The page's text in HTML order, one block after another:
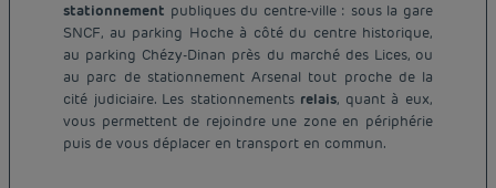
stationnement publiques du centre-ville : sous la gare
SNCF, au parking Hoche à côté du centre historique,
au parking Chézy-Dinan près du marché des Lices, ou
au parc de stationnement Arsenal tout proche de la
cité judiciaire. Les stationnements relais, quant à eux,
vous permettent de rejoindre une zone en périphérie
puis de vous déplacer en transport en commun.
Hôtel pas cher Paris
Hôtel pas cher Lyon
Hôtel pas cher Marseille
Mentions légales